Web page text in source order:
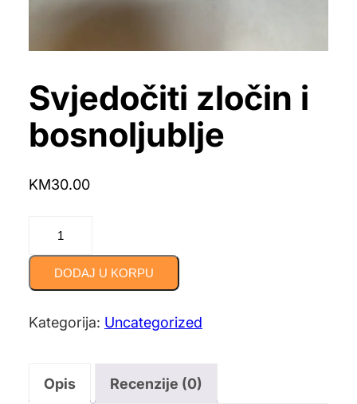
Svjedočiti zločin i
bosnoljublje
KM30.00
Svjedočiti
zločin
količina
DODAJ U KORPU
Kategorija: Uncategorized
Opis Recenzije (0)